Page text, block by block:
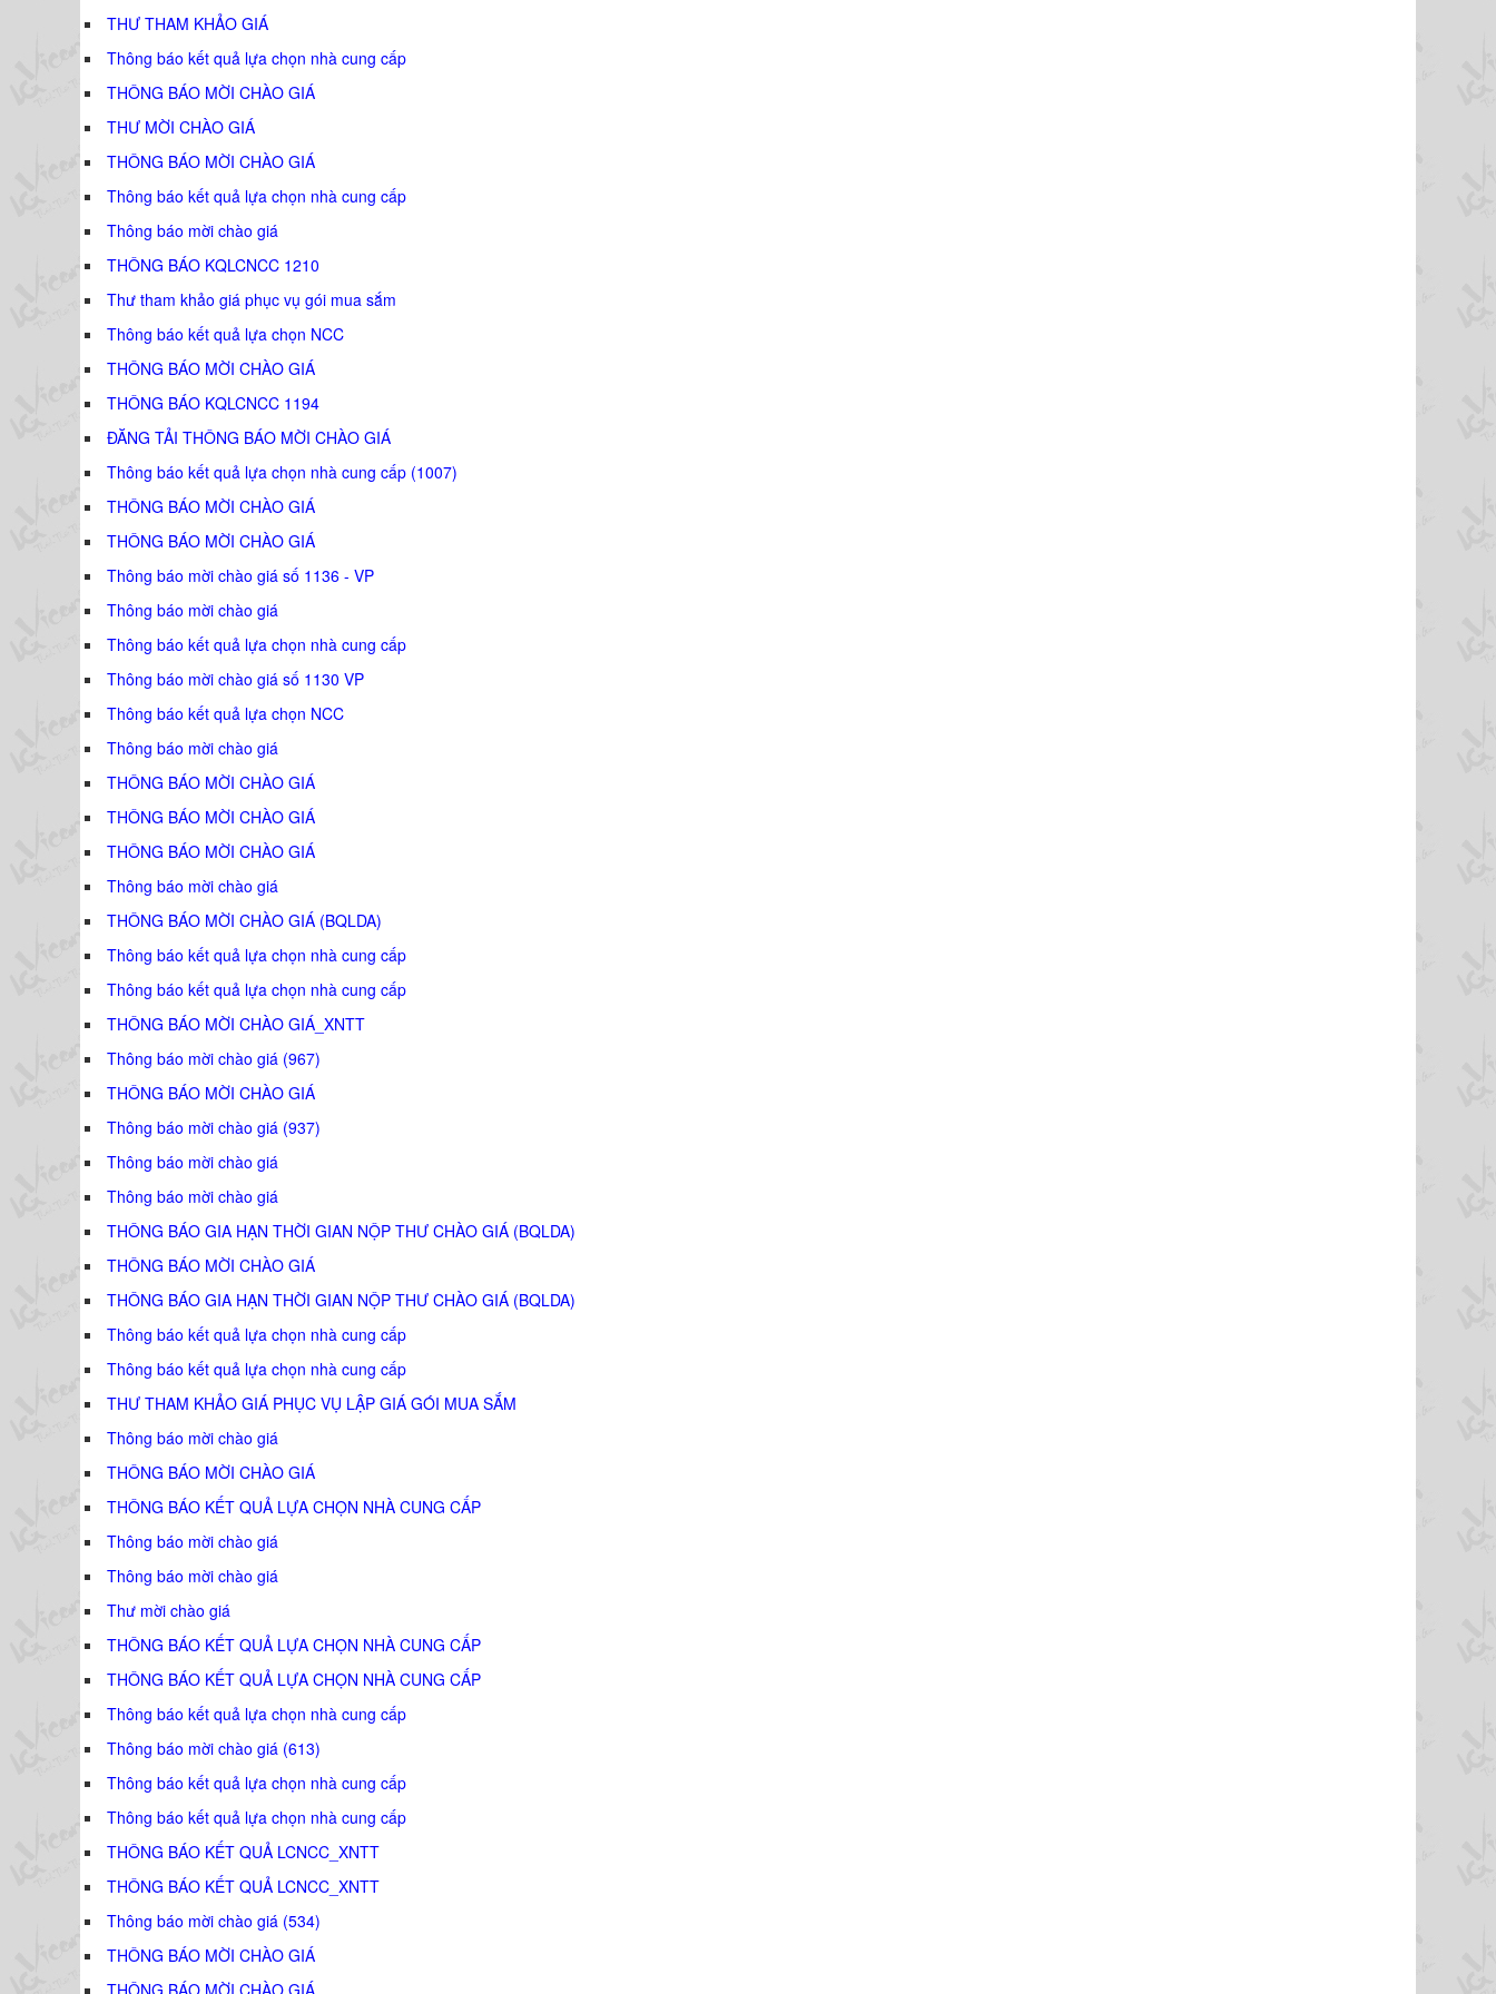
THƯ THAM KHẢO GIÁ
Thông báo kết quả lựa chọn nhà cung cấp
THÔNG BÁO MỜI CHÀO GIÁ
THƯ MỜI CHÀO GIÁ
THÔNG BÁO MỜI CHÀO GIÁ
Thông báo kết quả lựa chọn nhà cung cấp
Thông báo mời chào giá
THÔNG BÁO KQLCNCC 1210
Thư tham khảo giá phục vụ gói mua sắm
Thông báo kết quả lựa chọn NCC
THÔNG BÁO MỜI CHÀO GIÁ
THÔNG BÁO KQLCNCC 1194
ĐĂNG TẢI THÔNG BÁO MỜI CHÀO GIÁ
Thông báo kết quả lựa chọn nhà cung cấp (1007)
THÔNG BÁO MỜI CHÀO GIÁ
THÔNG BÁO MỜI CHÀO GIÁ
Thông báo mời chào giá số 1136 - VP
Thông báo mời chào giá
Thông báo kết quả lựa chọn nhà cung cấp
Thông báo mời chào giá số 1130 VP
Thông báo kết quả lựa chọn NCC
Thông báo mời chào giá
THÔNG BÁO MỜI CHÀO GIÁ
THÔNG BÁO MỜI CHÀO GIÁ
THÔNG BÁO MỜI CHÀO GIÁ
Thông báo mời chào giá
THÔNG BÁO MỜI CHÀO GIÁ (BQLDA)
Thông báo kết quả lựa chọn nhà cung cấp
Thông báo kết quả lựa chọn nhà cung cấp
THÔNG BÁO MỜI CHÀO GIÁ_XNTT
Thông báo mời chào giá (967)
THÔNG BÁO MỜI CHÀO GIÁ
Thông báo mời chào giá (937)
Thông báo mời chào giá
Thông báo mời chào giá
THÔNG BÁO GIA HẠN THỜI GIAN NỘP THƯ CHÀO GIÁ (BQLDA)
THÔNG BÁO MỜI CHÀO GIÁ
THÔNG BÁO GIA HẠN THỜI GIAN NỘP THƯ CHÀO GIÁ (BQLDA)
Thông báo kết quả lựa chọn nhà cung cấp
Thông báo kết quả lựa chọn nhà cung cấp
THƯ THAM KHẢO GIÁ PHỤC VỤ LẬP GIÁ GÓI MUA SẮM
Thông báo mời chào giá
THÔNG BÁO MỜI CHÀO GIÁ
THÔNG BÁO KẾT QUẢ LỰA CHỌN NHÀ CUNG CẤP
Thông báo mời chào giá
Thông báo mời chào giá
Thư mời chào giá
THÔNG BÁO KẾT QUẢ LỰA CHỌN NHÀ CUNG CẤP
THÔNG BÁO KẾT QUẢ LỰA CHỌN NHÀ CUNG CẤP
Thông báo kết quả lựa chọn nhà cung cấp
Thông báo mời chào giá (613)
Thông báo kết quả lựa chọn nhà cung cấp
Thông báo kết quả lựa chọn nhà cung cấp
THÔNG BÁO KẾT QUẢ LCNCC_XNTT
THÔNG BÁO KẾT QUẢ LCNCC_XNTT
Thông báo mời chào giá (534)
THÔNG BÁO MỜI CHÀO GIÁ
THÔNG BÁO MỜI CHÀO GIÁ